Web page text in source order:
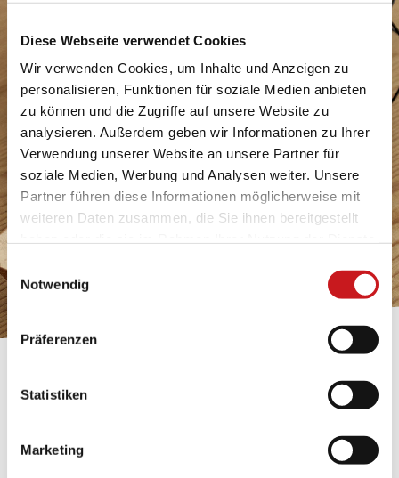
Diese Webseite verwendet Cookies
Wir verwenden Cookies, um Inhalte und Anzeigen zu
personalisieren, Funktionen für soziale Medien anbieten
zu können und die Zugriffe auf unsere Website zu
analysieren. Außerdem geben wir Informationen zu Ihrer
Verwendung unserer Website an unsere Partner für
soziale Medien, Werbung und Analysen weiter. Unsere
Partner führen diese Informationen möglicherweise mit
weiteren Daten zusammen, die Sie ihnen bereitgestellt
Datenschutzhinweisen
mehr darüber, wer wir sind, wie
personenbezogene Daten verarbeiten. Hier geht’s zum
Impressum.
Einwilligungsauswahl
Notwendig
Präferenzen
Statistiken
Marketing
Glänzende Ideen mit wasserfestem Papier. Perfekt zu